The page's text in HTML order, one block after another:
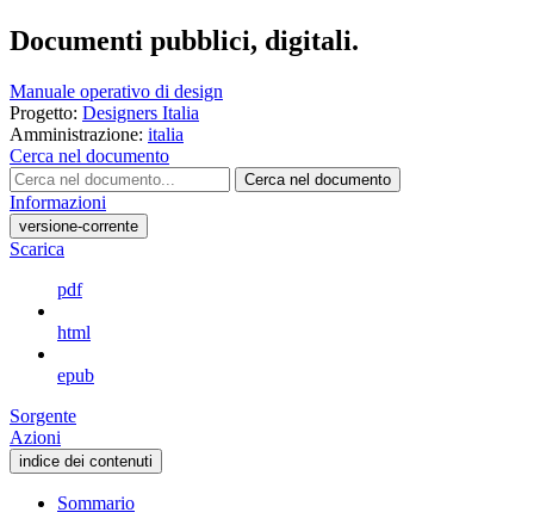
Documenti pubblici, digitali.
Manuale operativo di design
Progetto: Designers Italia
Amministrazione: italia
Cerca nel documento
Cerca nel documento
Informazioni
versione-corrente
Scarica
pdf
html
epub
Sorgente
Azioni
indice dei contenuti
Sommario